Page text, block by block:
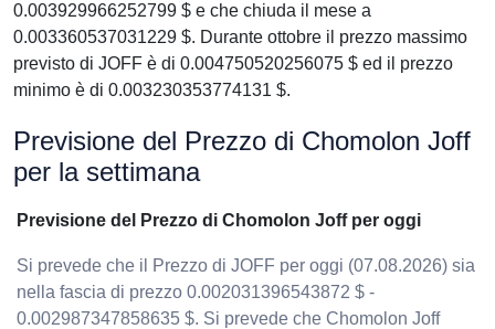
0.003929966252799 $ e che chiuda il mese a
0.003360537031229 $. Durante ottobre il prezzo massimo
previsto di JOFF è di 0.004750520256075 $ ed il prezzo
minimo è di 0.003230353774131 $.
Previsione del Prezzo di Chomolon Joff
per la settimana
Previsione del Prezzo di Chomolon Joff per oggi
Si prevede che il Prezzo di JOFF per oggi (07.08.2026) sia
nella fascia di prezzo 0.002031396543872 $ -
0.002987347858635 $. Si prevede che Chomolon Joff